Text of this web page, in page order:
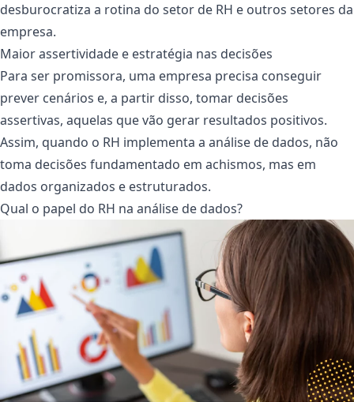
desburocratiza a rotina do setor de RH e outros setores da
empresa.
Maior assertividade e estratégia nas decisões
Para ser promissora, uma empresa precisa conseguir
prever cenários e, a partir disso, tomar decisões
assertivas, aquelas que vão gerar resultados positivos.
Assim, quando o RH implementa a análise de dados, não
toma decisões fundamentado em achismos, mas em
dados organizados e estruturados.
Qual o papel do RH na análise de dados?